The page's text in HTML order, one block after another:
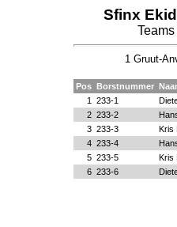
Sfinx
1 Gruut-
Pos Borstnummer
1
233-1
2 233-2
3 233-3
Kris
4 233-4
5 233-5
Kris
6 233-6